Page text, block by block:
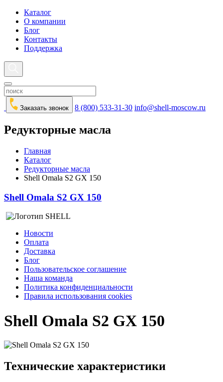
Каталог
О компании
Блог
Контакты
Поддержка
Заказать звонок 8 (800) 533-31-30 info@shell-moscow.ru
Редукторные масла
Главная
Каталог
Редукторные масла
Shell Omala S2 GX 150
Shell Omala S2 GX 150
Новости
Оплата
Доставка
Блог
Пользовательское соглашение
Наша команда
Политика конфиденциальности
Правила использования cookies
Shell Omala S2 GX 150
Технические характеристики